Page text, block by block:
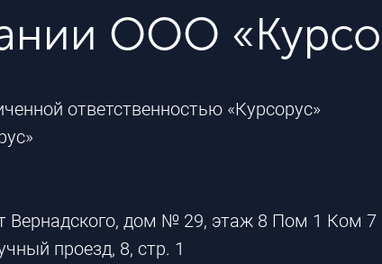
ООО
ответственностью «Курсорус»
Вернадского, дом № 29, этаж 8 Пом 1 Ком 7
проезд, 8, стр. 1